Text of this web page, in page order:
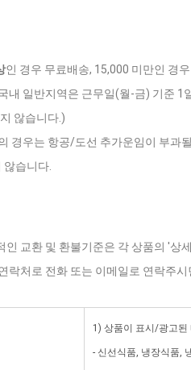
인 경우 무료배송, 15,000 미만인 경
내 일반지역은 근무일(월-금) 기준
않습니다.)
경우는 항공/도선 추가운임이 부과
습니다.
인 교환 및 환불기준은 각 상품의 '상
락처로 전화 또는 이메일로 연락주
1) 상품이 표시/광고된
- 신선식품, 냉장식품,